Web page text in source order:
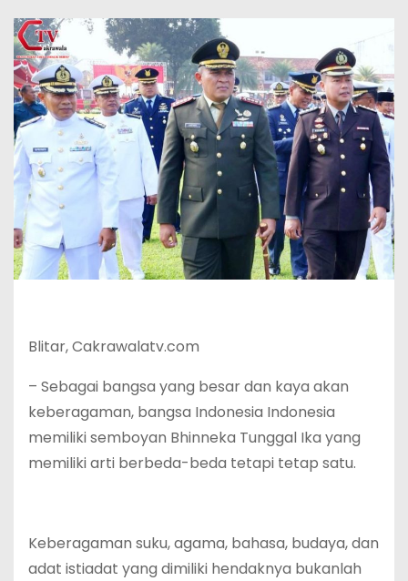
Blitar, Cakrawalatv.com
– Sebagai bangsa yang besar dan kaya akan
keberagaman, bangsa Indonesia Indonesia
memiliki semboyan Bhinneka Tunggal Ika yang
memiliki arti berbeda-beda tetapi tetap satu.
Keberagaman suku, agama, bahasa, budaya, dan
adat istiadat yang dimiliki hendaknya bukanlah